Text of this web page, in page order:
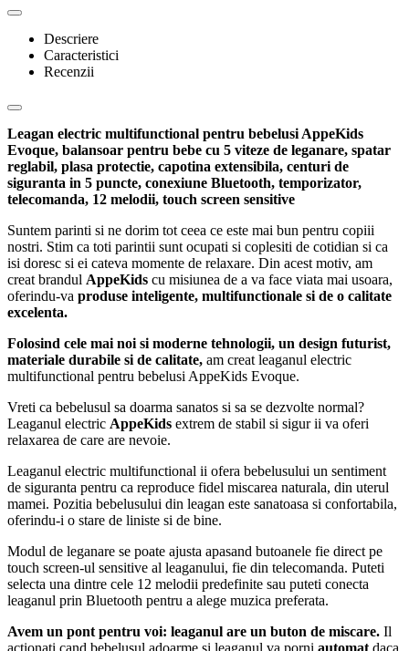
Descriere
Caracteristici
Recenzii
Leagan electric multifunctional pentru bebelusi AppeKids
Evoque, balansoar pentru bebe cu 5 viteze de leganare, spatar
reglabil, plasa protectie, capotina extensibila, centuri de
siguranta in 5 puncte, conexiune Bluetooth, temporizator,
telecomanda, 12 melodii, touch screen sensitive
Suntem parinti si ne dorim tot ceea ce este mai bun pentru copiii
nostri. Stim ca toti parintii sunt ocupati si coplesiti de cotidian si ca
isi doresc si ei cateva momente de relaxare. Din acest motiv, am
creat brandul AppeKids cu misiunea de a va face viata mai usoara,
oferindu-va produse inteligente, multifunctionale si de o calitate
excelenta.
Folosind cele mai noi si moderne tehnologii, un design futurist,
materiale durabile si de calitate, am creat leaganul electric
multifunctional pentru bebelusi AppeKids Evoque.
Vreti ca bebelusul sa doarma sanatos si sa se dezvolte normal?
Leaganul electric AppeKids extrem de stabil si sigur ii va oferi
relaxarea de care are nevoie.
Leaganul electric multifunctional ii ofera bebelusului un sentiment
de siguranta pentru ca reproduce fidel miscarea naturala, din uterul
mamei. Pozitia bebelusului din leagan este sanatoasa si confortabila,
oferindu-i o stare de liniste si de bine.
Modul de leganare se poate ajusta apasand butoanele fie direct pe
touch screen-ul sensitive al leaganului, fie din telecomanda. Puteti
selecta una dintre cele 12 melodii predefinite sau puteti conecta
leaganul prin Bluetooth pentru a alege muzica preferata.
Avem un pont pentru voi: leaganul are un buton de miscare. Il
actionati cand bebelusul adoarme si leaganul va porni automat daca